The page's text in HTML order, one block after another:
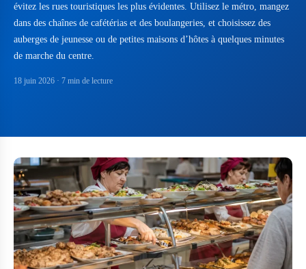
évitez les rues touristiques les plus évidentes. Utilisez le métro, mangez
dans des chaînes de cafétérias et des boulangeries, et choisissez des
auberges de jeunesse ou de petites maisons d’hôtes à quelques minutes
de marche du centre.
18 juin 2026 · 7 min de lecture